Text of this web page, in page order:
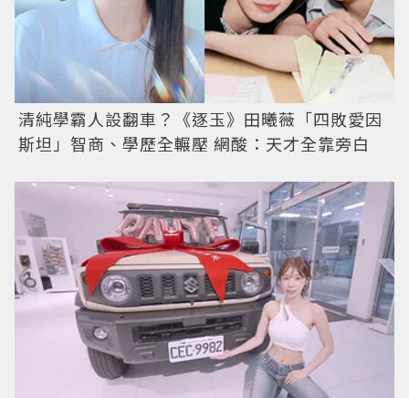
清純學霸人設翻車？《逐玉》田曦薇「四敗愛因
斯坦」智商、學歷全輾壓 網酸：天才全靠旁白